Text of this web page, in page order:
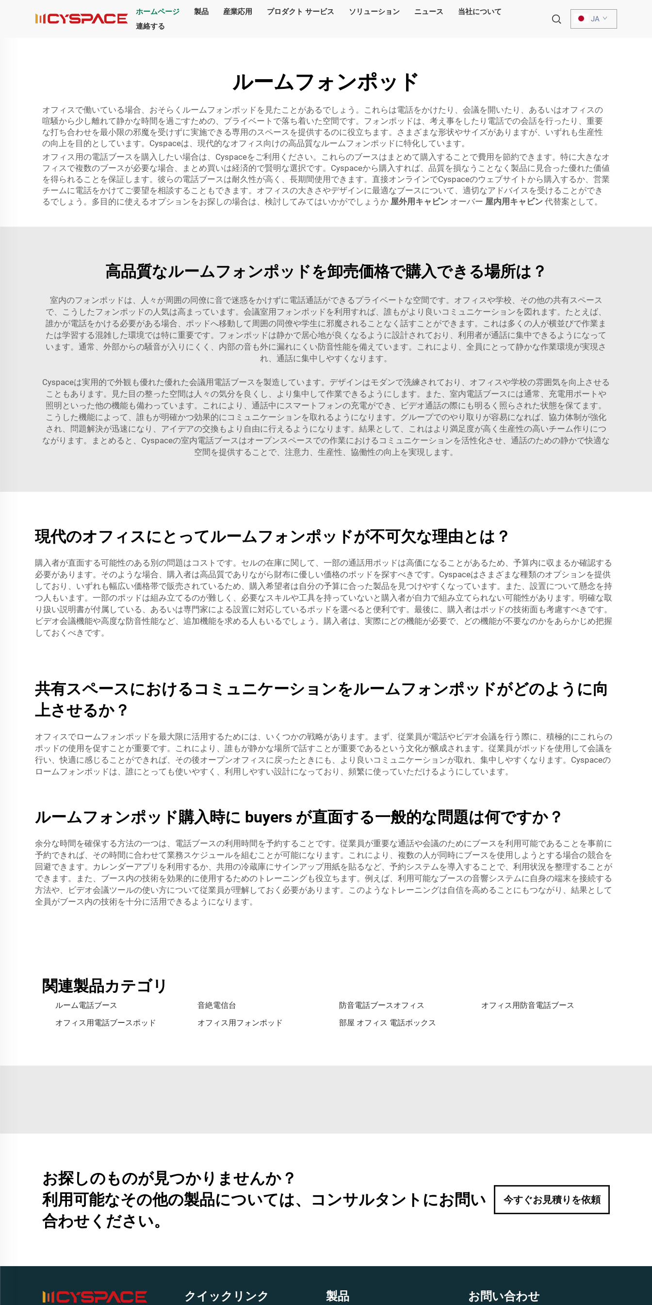
ホームページ 製品 産業応用 プロダクト サービス ソリューション ニュース
当社について
連絡する
JA
ルームフォンポッド
オフィスで働いている場合、おそらくルームフォンポッドを見たことがあるでしょう。これらは電話をかけたり、会議を開いたり、あるいはオフィスの
喧騒から少し離れて静かな時間を過ごすための、プライベートで落ち着いた空間です。フォンポッドは、考え事をしたり電話での会話を行ったり、重要
な打ち合わせを最小限の邪魔を受けずに実施できる専用のスペースを提供するのに役立ちます。さまざまな形状やサイズがありますが、いずれも生産性
の向上を目的としています。Cyspaceは、現代的なオフィス向けの高品質なルームフォンポッドに特化しています。
オフィス用の電話ブースを購入したい場合は、Cyspaceをご利用ください。これらのブースはまとめて購入することで費用を節約できます。特に大きなオ
フィスで複数のブースが必要な場合、まとめ買いは経済的で賢明な選択です。Cyspaceから購入すれば、品質を損なうことなく製品に見合った優れた価値
を得られることを保証します。彼らの電話ブースは耐久性が高く、長期間使用できます。直接オンラインでCyspaceのウェブサイトから購入するか、営業
チームに電話をかけてご要望を相談することもできます。オフィスの大きさやデザインに最適なブースについて、適切なアドバイスを受けることができ
るでしょう。多目的に使えるオプションをお探しの場合は、検討してみてはいかがでしょうか 屋外用キャビン オーバー 屋内用キャビン 代替案として。
高品質なルームフォンポッドを卸売価格で購入できる場所は？
室内のフォンポッドは、人々が周囲の同僚に音で迷惑をかけずに電話通話ができるプライベートな空間です。オフィスや学校、その他の共有スペース
で、こうしたフォンポッドの人気は高まっています。会議室用フォンポッドを利用すれば、誰もがより良いコミュニケーションを図れます。たとえば、
誰かが電話をかける必要がある場合、ポッドへ移動して周囲の同僚や学生に邪魔されることなく話すことができます。これは多くの人が横並びで作業ま
たは学習する混雑した環境では特に重要です。フォンポッドは静かで居心地が良くなるように設計されており、利用者が通話に集中できるようになって
います。通常、外部からの騒音が入りにくく、内部の音も外に漏れにくい防音性能を備えています。これにより、全員にとって静かな作業環境が実現さ
れ、通話に集中しやすくなります。
Cyspaceは実用的で外観も優れた優れた会議用電話ブースを製造しています。デザインはモダンで洗練されており、オフィスや学校の雰囲気を向上させる
こともあります。見た目の整った空間は人々の気分を良くし、より集中して作業できるようにします。また、室内電話ブースには通常、充電用ポートや
照明といった他の機能も備わっています。これにより、通話中にスマートフォンの充電ができ、ビデオ通話の際にも明るく照らされた状態を保てます。
こうした機能によって、誰もが明確かつ効果的にコミュニケーションを取れるようになります。グループでのやり取りが容易になれば、協力体制が強化
され、問題解決が迅速になり、アイデアの交換もより自由に行えるようになります。結果として、これはより満足度が高く生産性の高いチーム作りにつ
ながります。まとめると、Cyspaceの室内電話ブースはオープンスペースでの作業におけるコミュニケーションを活性化させ、通話のための静かで快適な
空間を提供することで、注意力、生産性、協働性の向上を実現します。
現代のオフィスにとってルームフォンポッドが不可欠な理由とは？
購入者が直面する可能性のある別の問題はコストです。セルの在庫に関して、一部の通話用ポッドは高価になることがあるため、予算内に収まるか確認する
必要があります。そのような場合、購入者は高品質でありながら財布に優しい価格のポッドを探すべきです。Cyspaceはさまざまな種類のオプションを提供
しており、いずれも幅広い価格帯で販売されているため、購入希望者は自分の予算に合った製品を見つけやすくなっています。また、設置について懸念を持
つ人もいます。一部のポッドは組み立てるのが難しく、必要なスキルや工具を持っていないと購入者が自力で組み立てられない可能性があります。明確な取
り扱い説明書が付属している、あるいは専門家による設置に対応しているポッドを選べると便利です。最後に、購入者はポッドの技術面も考慮すべきです。
ビデオ会議機能や高度な防音性能など、追加機能を求める人もいるでしょう。購入者は、実際にどの機能が必要で、どの機能が不要なのかをあらかじめ把握
しておくべきです。
共有スペースにおけるコミュニケーションをルームフォンポッドがどのように向
上させるか？
オフィスでロームフォンポッドを最大限に活用するためには、いくつかの戦略があります。まず、従業員が電話やビデオ会議を行う際に、積極的にこれらの
ポッドの使用を促すことが重要です。これにより、誰もが静かな場所で話すことが重要であるという文化が醸成されます。従業員がポッドを使用して会議を
行い、快適に感じることができれば、その後オープンオフィスに戻ったときにも、より良いコミュニケーションが取れ、集中しやすくなります。Cyspaceの
ロームフォンポッドは、誰にとっても使いやすく、利用しやすい設計になっており、頻繁に使っていただけるようにしています。
ルームフォンポッド購入時に buyers が直面する一般的な問題は何ですか？
余分な時間を確保する方法の一つは、電話ブースの利用時間を予約することです。従業員が重要な通話や会議のためにブースを利用可能であることを事前に
予約できれば、その時間に合わせて業務スケジュールを組むことが可能になります。これにより、複数の人が同時にブースを使用しようとする場合の競合を
回避できます。カレンダーアプリを利用するか、共用の冷蔵庫にサインアップ用紙を貼るなど、予約システムを導入することで、利用状況を整理することが
できます。また、ブース内の技術を効果的に使用するためのトレーニングも役立ちます。例えば、利用可能なブースの音響システムに自身の端末を接続する
方法や、ビデオ会議ツールの使い方について従業員が理解しておく必要があります。このようなトレーニングは自信を高めることにもつながり、結果として
全員がブース内の技術を十分に活用できるようになります。
関連製品カテゴリ
ルーム電話ブース 音絶電信台 防音電話ブースオフィス
オフィス用防音電話ブース
オフィス用電話ブースポッド
オフィス用フォンポッド 部屋 オフィス 電話ボックス
お探しのものが見つかりませんか？
利用可能なその他の製品については、コンサルタントにお問い
合わせください。
今すぐお見積りを依頼
クイックリンク 製品 お問い合わせ